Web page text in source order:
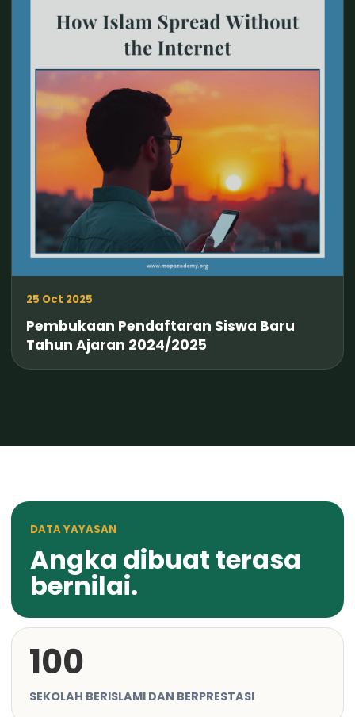
25 Oct 2025
Pembukaan Pendaftaran Siswa Baru
Tahun Ajaran 2024/2025
DATA YAYASAN
Angka dibuat terasa
bernilai.
100
SEKOLAH BERISLAMI DAN BERPRESTASI